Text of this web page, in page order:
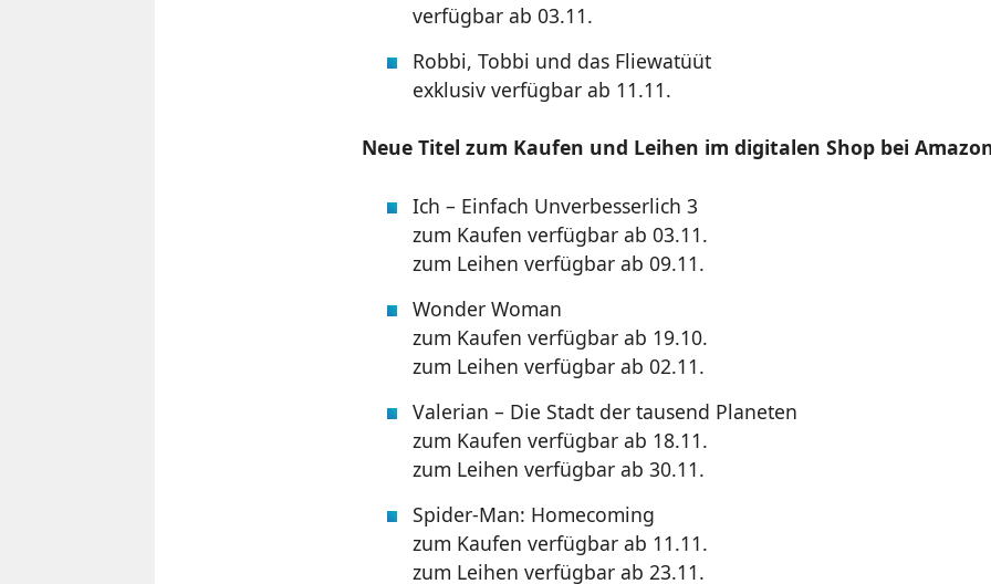
verfügbar ab 03.11.
Robbi, Tobbi und das Fliewatüüt
exklusiv verfügbar ab 11.11.
Neue Titel zum Kaufen und Leihen im digitalen Shop bei
Ich – Einfach Unverbesserlich 3
zum Kaufen verfügbar ab 03.11.
zum Leihen verfügbar ab 09.11.
Wonder Woman
zum Kaufen verfügbar ab 19.10.
zum Leihen verfügbar ab 02.11.
Valerian – Die Stadt der tausend Planeten
zum Kaufen verfügbar ab 18.11.
zum Leihen verfügbar ab 30.11.
Spider-Man: Homecoming
zum Kaufen verfügbar ab 11.11.
zum Leihen verfügbar ab 23.11.